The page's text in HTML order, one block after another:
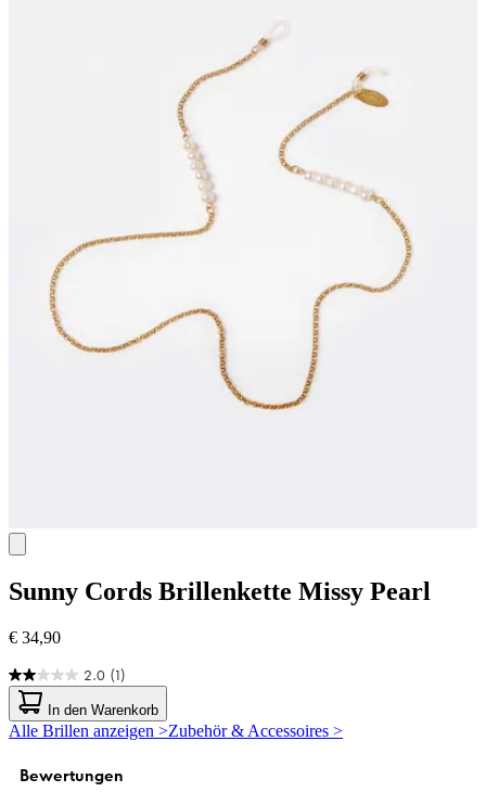
Sunny Cords Brillenkette Missy Pearl
€ 34,90
2.0 (1)
2.0
von
5
Sternen.
Bewertung
In den Warenkorb
Alle Brillen anzeigen >Zubehör & Accessoires >